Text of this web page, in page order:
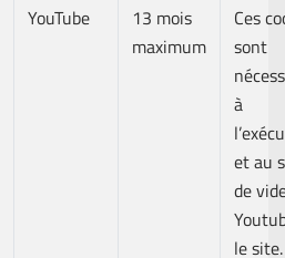
YouTube
13 mois
maximum
Ces
sont
à
et au
de
le